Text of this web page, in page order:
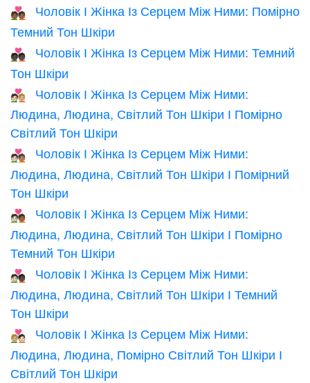
💑🏾
Чоловік І Жінка Із Серцем Між Ними: Помірно
Темний Тон Шкіри
💑🏿
Чоловік І Жінка Із Серцем Між Ними: Темний
Тон Шкіри
🧑🏻‍❤️‍🧑🏼
Чоловік І Жінка Із Серцем Між Ними:
Людина, Людина, Світлий Тон Шкіри І Помірно
Світлий Тон Шкіри
🧑🏻‍❤️‍🧑🏽
Чоловік І Жінка Із Серцем Між Ними:
Людина, Людина, Світлий Тон Шкіри І Помірний
Тон Шкіри
🧑🏻‍❤️‍🧑🏾
Чоловік І Жінка Із Серцем Між Ними:
Людина, Людина, Світлий Тон Шкіри І Помірно
Темний Тон Шкіри
🧑🏻‍❤️‍🧑🏿
Чоловік І Жінка Із Серцем Між Ними:
Людина, Людина, Світлий Тон Шкіри І Темний
Тон Шкіри
🧑🏼‍❤️‍🧑🏻
Чоловік І Жінка Із Серцем Між Ними:
Людина, Людина, Помірно Світлий Тон Шкіри І
Світлий Тон Шкіри